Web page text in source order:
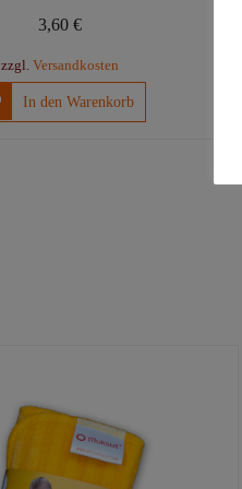
3,60 €
zzgl. Versandkosten
In den Warenkorb